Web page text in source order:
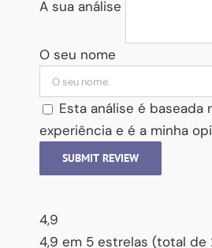
A sua análise
O seu nome
Esta análise é baseada
experiência e é a minha
SUBMIT REVIEW
4,9
4,9 em 5 estrelas (total de